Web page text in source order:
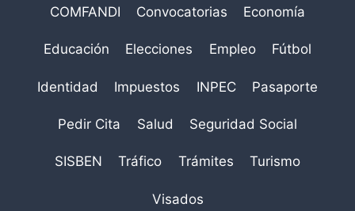
COMFANDI Convocatorias Economía
Educación Elecciones Empleo Fútbol
Identidad Impuestos INPEC Pasaporte
Pedir Cita Salud Seguridad Social
SISBEN Tráfico Trámites Turismo
Visados